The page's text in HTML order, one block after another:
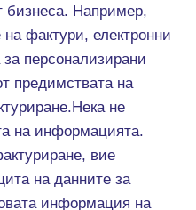
бизнеса. Например,
фактури, електронни
персонализирани
предимствата на
не
на информацията.
вие
на данните за
информация на